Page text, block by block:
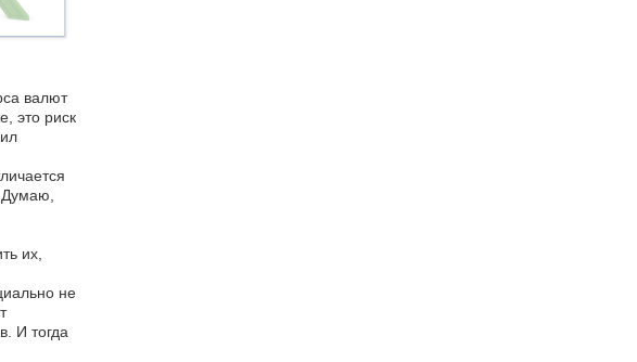
валют
это риск
их,
не
И тогда